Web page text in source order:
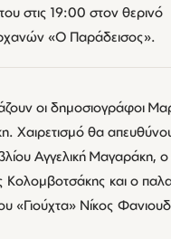
στις 19:00 στον θερινό
«Ο Παράδεισος».
οι δημοσιογράφοι
Χαιρετισμό θα
Αγγελική Μαγαράκη,
Κολομβοτσάκης και ο
«Γιούχτα» Νίκος